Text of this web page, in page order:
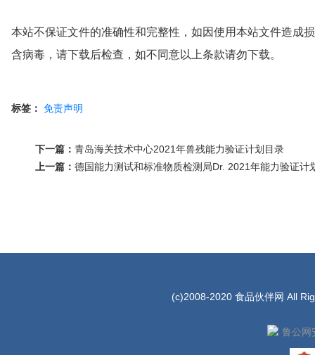
本站不保证文件的准确性和完整性，如因使用本站文件造成
含病毒，请下载后检查，如不同意以上条款请勿下载。
标签： 免责声明
下一篇： 青岛海关技术中心2021年兽残能力验证计划目录
上一篇： 德国能力测试和标准物质检测局Dr. 2021年能力验证计
(c)2008-2020 食品伙伴网 All
鲁公网